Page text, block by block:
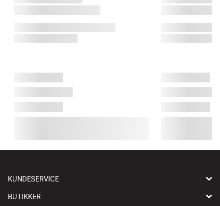
KUNDESERVICE
BUTIKKER